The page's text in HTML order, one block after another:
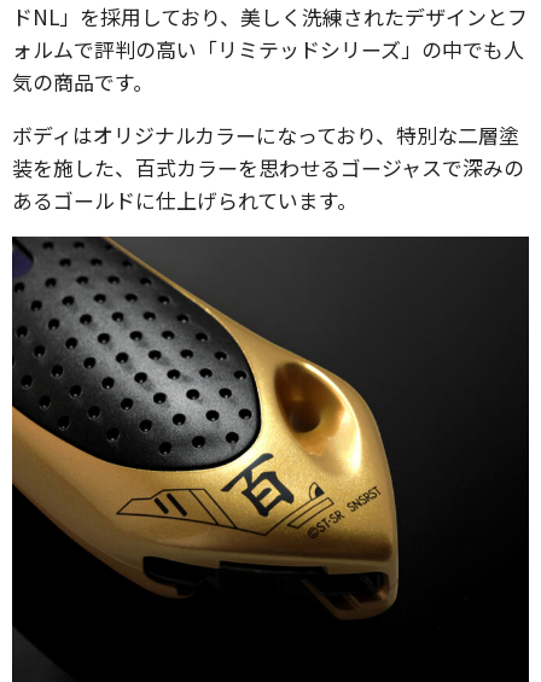
ドNL」を採用しており、美しく洗練されたデザインとフ
ォルムで評判の高い「リミテッドシリーズ」の中でも人
気の商品です。
ボディはオリジナルカラーになっており、特別な二層塗
装を施した、百式カラーを思わせるゴージャスで深みの
あるゴールドに仕上げられています。